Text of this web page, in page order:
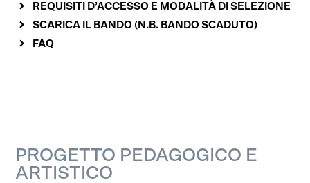
REQUISITI D’ACCESSO E MODALITÀ DI SELEZIONE
SCARICA IL BANDO (N.B. BANDO SCADUTO)
FAQ
PROGETTO PEDAGOGICO E
ARTISTICO